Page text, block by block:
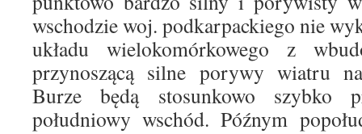
wschodzie woj. podkarpackiego nie
układu wielokomórkowego z
przynoszącą silne porywy wiatru
Burze będą stosunkowo szybko
południowy wschód. Późnym